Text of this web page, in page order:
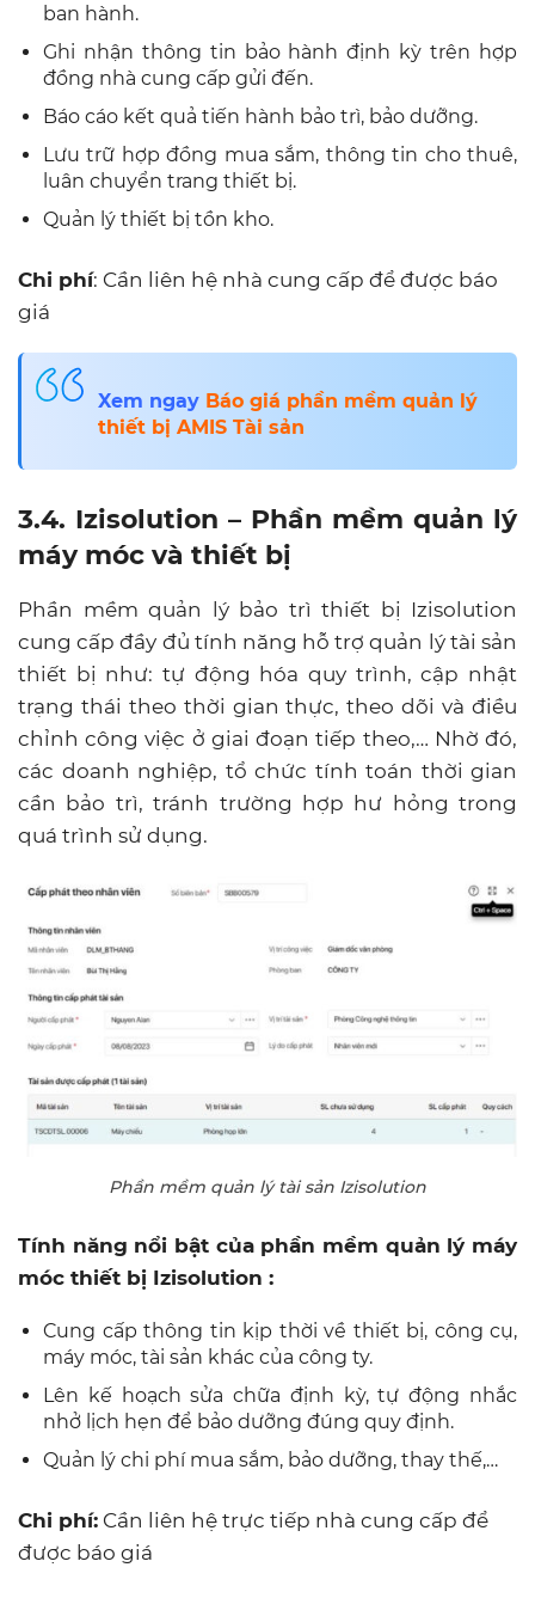
ban hành.
Ghi nhận thông tin bảo hành định kỳ trên hợp
đồng nhà cung cấp gửi đến.
Báo cáo kết quả tiến hành bảo trì, bảo dưỡng.
Lưu trữ hợp đồng mua sắm, thông tin cho thuê,
luân chuyển trang thiết bị.
Quản lý thiết bị tồn kho.
Chi phí: Cần liên hệ nhà cung cấp để được báo
giá
Xem ngay Báo giá phần mềm quản lý
thiết bị AMIS Tài sản
3.4. Izisolution – Phần mềm quản lý
máy móc và thiết bị
Phần mềm quản lý bảo trì thiết bị Izisolution
cung cấp đầy đủ tính năng hỗ trợ quản lý tài sản
thiết bị như: tự động hóa quy trình, cập nhật
trạng thái theo thời gian thực, theo dõi và điều
chỉnh công việc ở giai đoạn tiếp theo,… Nhờ đó,
các doanh nghiệp, tổ chức tính toán thời gian
cần bảo trì, tránh trường hợp hư hỏng trong
quá trình sử dụng.
Phần mềm quản lý tài sản Izisolution
Tính năng nổi bật của phần mềm quản lý máy
móc thiết bị Izisolution :
Cung cấp thông tin kịp thời về thiết bị, công cụ,
máy móc, tài sản khác của công ty.
Lên kế hoạch sửa chữa định kỳ, tự động nhắc
nhở lịch hẹn để bảo dưỡng đúng quy định.
Quản lý chi phí mua sắm, bảo dưỡng, thay thế,…
Chi phí: Cần liên hệ trực tiếp nhà cung cấp để
được báo giá